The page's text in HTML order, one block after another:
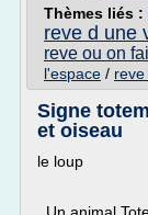
Thèmes liés :
reve d une
reve ou on
l'espace /
Signe
et oiseau
le loup